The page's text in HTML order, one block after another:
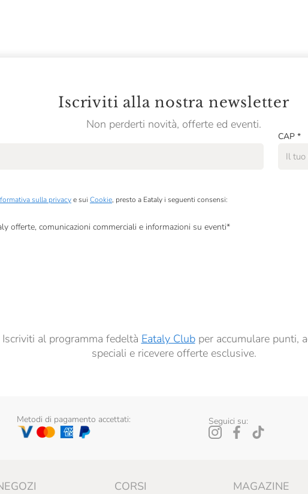
Iscriviti alla nostra newsletter
Non perderti novità, offerte ed eventi.
CAP *
sulla privacye sui Cookie, presto a Eataly i seguenti consensi:
offerte, comunicazioni commerciali e informazioni su eventi*
Iscriviti al programma fedeltà Eataly Clubper accumulare punti,
speciali e ricevere offerte esclusive.
Metodi di pagamento accettati: Seguici su:
CORSI MAGAZINE